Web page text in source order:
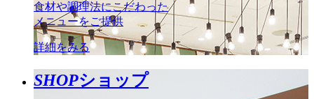
食材や調理法にこだわった
メニューをご提供
詳細をみる
SHOPショップ